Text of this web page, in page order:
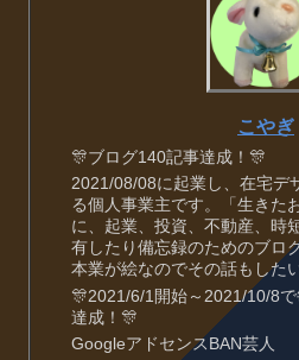
こやぎ
🎊ブログ140記事達成！🎊
2021/08/08に起業し、在宅デ
る個人事業主です。「生きた
に、起業、投資、不動産、時
有したり備忘録のためのブロ
本業が絵なのでその話もした
🎊2021/6/1開始～2021/10/8
達成！🎊
GoogleアドセンスBAN芸人